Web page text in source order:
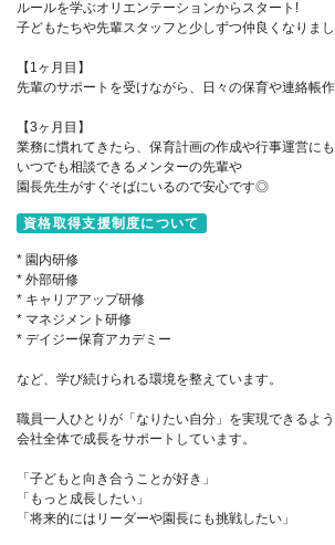
ルールを学ぶオリエンテーションからスタート!
子どもたちや先輩スタッフと少しずつ仲良くなりま
【1ヶ月目】
先輩のサポートを受けながら、日々の保育や連絡帳作
【3ヶ月目】
業務に慣れてきたら、保育計画の作成や行事運営に
いつでも相談できるメンターの先輩や
園長先生がすぐそばにいるので安心です◎
資格取得支援制度について
* 園内研修
* 外部研修
* キャリアアップ研修
* マネジメント研修
* デイジー保育アカデミー
など、学び続けられる環境を整えています。
職員一人ひとりが「なりたい自分」を実現できるよう
会社全体で成長をサポートしています。
「子どもと向き合うことが好き」
「もっと成長したい」
「将来的にはリーダーや園長にも挑戦したい」